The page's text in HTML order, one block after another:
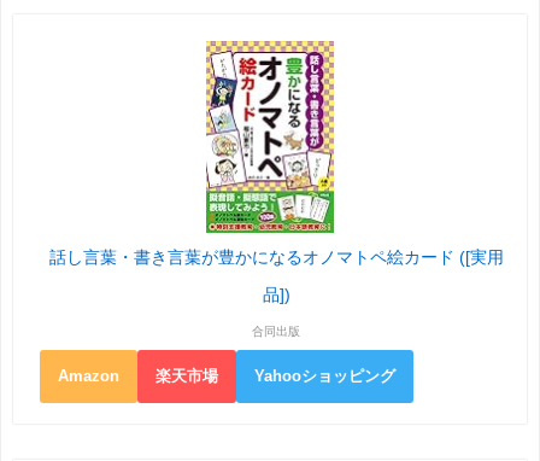
話し言葉・書き言葉が豊かになるオノマトペ絵カード ([実用
品])
合同出版
Amazon 楽天市場 Yahooショッピング